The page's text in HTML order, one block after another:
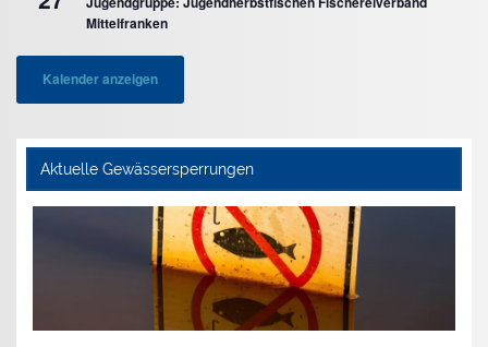
Mittelfranken
Kalender anzeigen
Aktuelle Gewässersperrungen